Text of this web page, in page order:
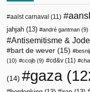
aalst carnaval (11)
jahjah (13) andré gantman (9)
Antisemitisme &
bart de wever (15)
(10)
ccojb (9) cd&v (11)
(14) gaza